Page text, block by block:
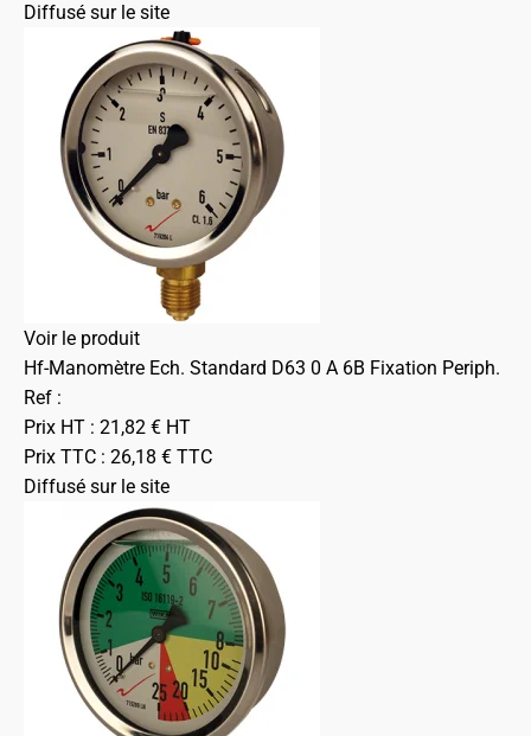
Diffusé sur le site
Voir le produit
Hf-Manomètre Ech. Standard D63 0 A 6B Fixation Periph.
Ref :
Prix HT : 21,82 € HT
Prix TTC : 26,18 € TTC
Diffusé sur le site